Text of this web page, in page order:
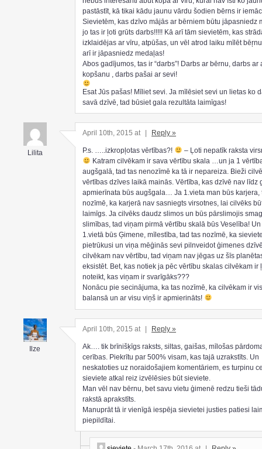
pastāstīt, kā tikai kādu jaunu vārdu šodien bērns ir
Sievietēm, kas dzīvo mājās ar bērniem būtu jāpasniedz
jo tas ir ļoti grūts darbs!!!!! Kā arī tām sievietēm, kas
izklaidējas ar vīru, atpūšas, un vēl atrod laiku mīlēt
arī ir jāpasniedz medaļas!
Abos gadījumos, tas ir “darbs”! Darbs ar bērnu, darbs ar
kopšanu , darbs pašai ar sevi!
Esat Jūs pašas! Mīliet sevi. Ja mīlēsiet sevi un lietas ko
savā dzīvē, tad būsiet gala rezultāta laimīgas!
Lilita
April 10th, 2015 at Reply »
P.s. …..izkropļotas vērtības?!
– Ļoti nepatīk raksta
Katram cilvēkam ir sava vērtību skala …un ja 1
augšgalā, tad tas nenozīmē ka tā ir nepareiza. Bieži
vērtības dzīves laikā mainās. Vērtība, kas dzīvē nav līdz
apmierīnata būs augšgala… Ja 1.vieta man būs karjera,
nozīmē, ka karjerā nav sasniegts virsotnes, lai cilvēks
laimīgs. Ja cilvēks daudz slimos un būs pārslimojis
slimības, tad viņam pirmā vērtību skalā būs Veselība!
1.vietā būs Ģimene, mīlestība, tad tas nozīmē, ka
pietrūkusi un viņa mēģinās sevi pilnveidot ģimenes
cilvēkam nav vērtību, tad viņam nav jēgas uz šīs
eksistēt. Bet, kas notiek ja pēc vērtību skalas cilvēkam ir
noteikt, kas viņam ir svarīgāks???
Nonācu pie secinājuma, ka tas nozīmē, ka cilvēkam ir
balansā un ar visu viņš ir apmierināts!
Ilze
April 10th, 2015 at | Reply »
Ak…. tik brīnišķīgs raksts, siltas, gaišas, mīlošas
cerības. Piekrītu par 500% visam, kas tajā uzrakstīts. Un
neskatoties uz noraidošajiem komentāriem, es turpinu
sieviete atkal reiz izvēlēsies būt sieviete.
Man vēl nav bērnu, bet savu vietu ģimenē redzu tieši
rakstā aprakstīts.
Manuprāt tā ir vienīgā iespēja sievietei justies patiesi
piepildītai.